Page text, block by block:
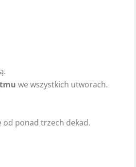
we wszystkich utworach.
ponad trzech dekad.